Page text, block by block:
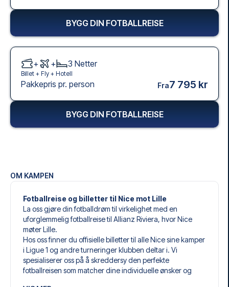
OM KAMPEN
Fotballreise og billetter til Nice mot Lille
La oss gjøre din fotballdrøm til virkelighet med en
uforglemmelig fotballreise til Allianz Riviera, hvor Nice
møter Lille.
Hos oss finner du offisielle billetter til alle Nice sine kamper
i Ligue 1 og andre turneringer klubben deltar i. Vi
spesialiserer oss på å skreddersy den perfekte
fotballreisen som matcher dine individuelle ønsker og
BYGG DIN FOTBALLREISE
+ + 3 Netter
Billet + Fly + Hotell
Pakkepris pr. person Fra7 795 kr
BYGG DIN FOTBALLREISE